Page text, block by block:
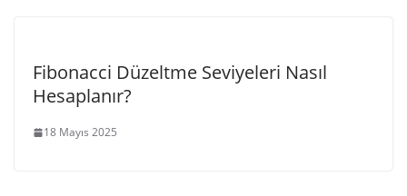
Fibonacci Düzeltme Seviyeleri Nasıl
Hesaplanır?
18 Mayıs 2025